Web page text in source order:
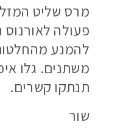
מרס שליט המזל
פעולה לאורנוס
להמנע
משתנים. גלו
תנתקו קשרים.
שור